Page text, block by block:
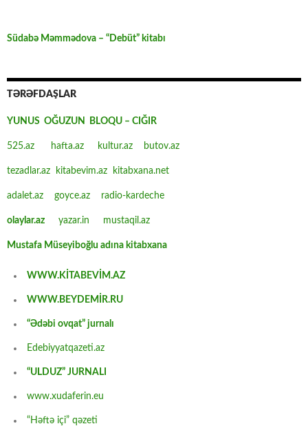
Südabə Məmmədova – “Debüt” kitabı
TƏRƏFDAŞLAR
YUNUS OĞUZUN BLOQU – CIĞIR
525.az hafta.az kultur.az butov.az
tezadlar.az kitabevim.az kitabxana.net
adalet.az goyce.az radio-kardeche
olaylar.az yazar.in mustaqil.az
Mustafa Müseyiboğlu adına kitabxana
WWW.KİTABEVİM.AZ
WWW.BEYDEMİR.RU
“Ədəbi ovqat” jurnalı
Edebiyyatqazeti.az
“ULDUZ” JURNALI
www.xudaferin.eu
“Həftə içi” qəzeti